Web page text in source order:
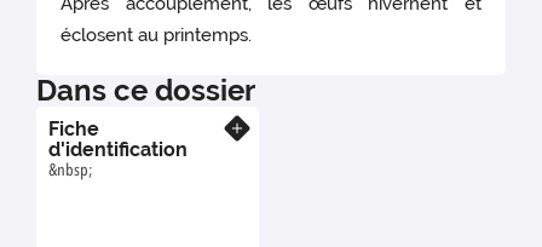
éclosent au printemps.
Dans ce dossier
Fiche
d'identification
&nbsp;